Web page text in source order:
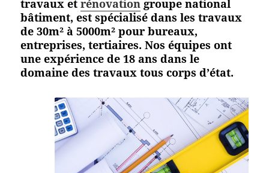
travaux etrénovation groupe national
bâtiment, est spécialisé dans les travaux
de 30m² à 5000m² pour bureaux,
entreprises, tertiaires. Nos équipes ont
une expérience de 18 ans dans le
domaine des travaux tous corpsd’état.